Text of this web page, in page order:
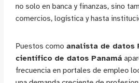
no solo en banca y finanzas, sino
comercios, logística y hasta
Puestos como analista de datos
científico de datos Panamá
frecuencia en portales de empleo